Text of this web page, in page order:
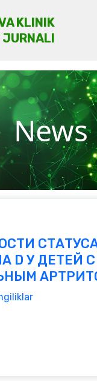
KLINIK
Tahririyat kengashi
Etika
Ko‘rib chiqish
Mualliflarga
Arxiv
News
D У ДЕТЕЙ С